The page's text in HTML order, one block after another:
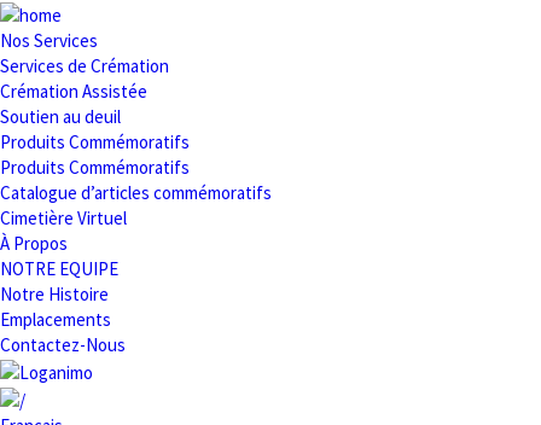
Nos Services
Services de Crémation
Crémation Assistée
Soutien au deuil
Produits Commémoratifs
Produits Commémoratifs
Catalogue d’articles commémoratifs
Cimetière Virtuel
À Propos
NOTRE EQUIPE
Notre Histoire
Emplacements
Contactez-Nous